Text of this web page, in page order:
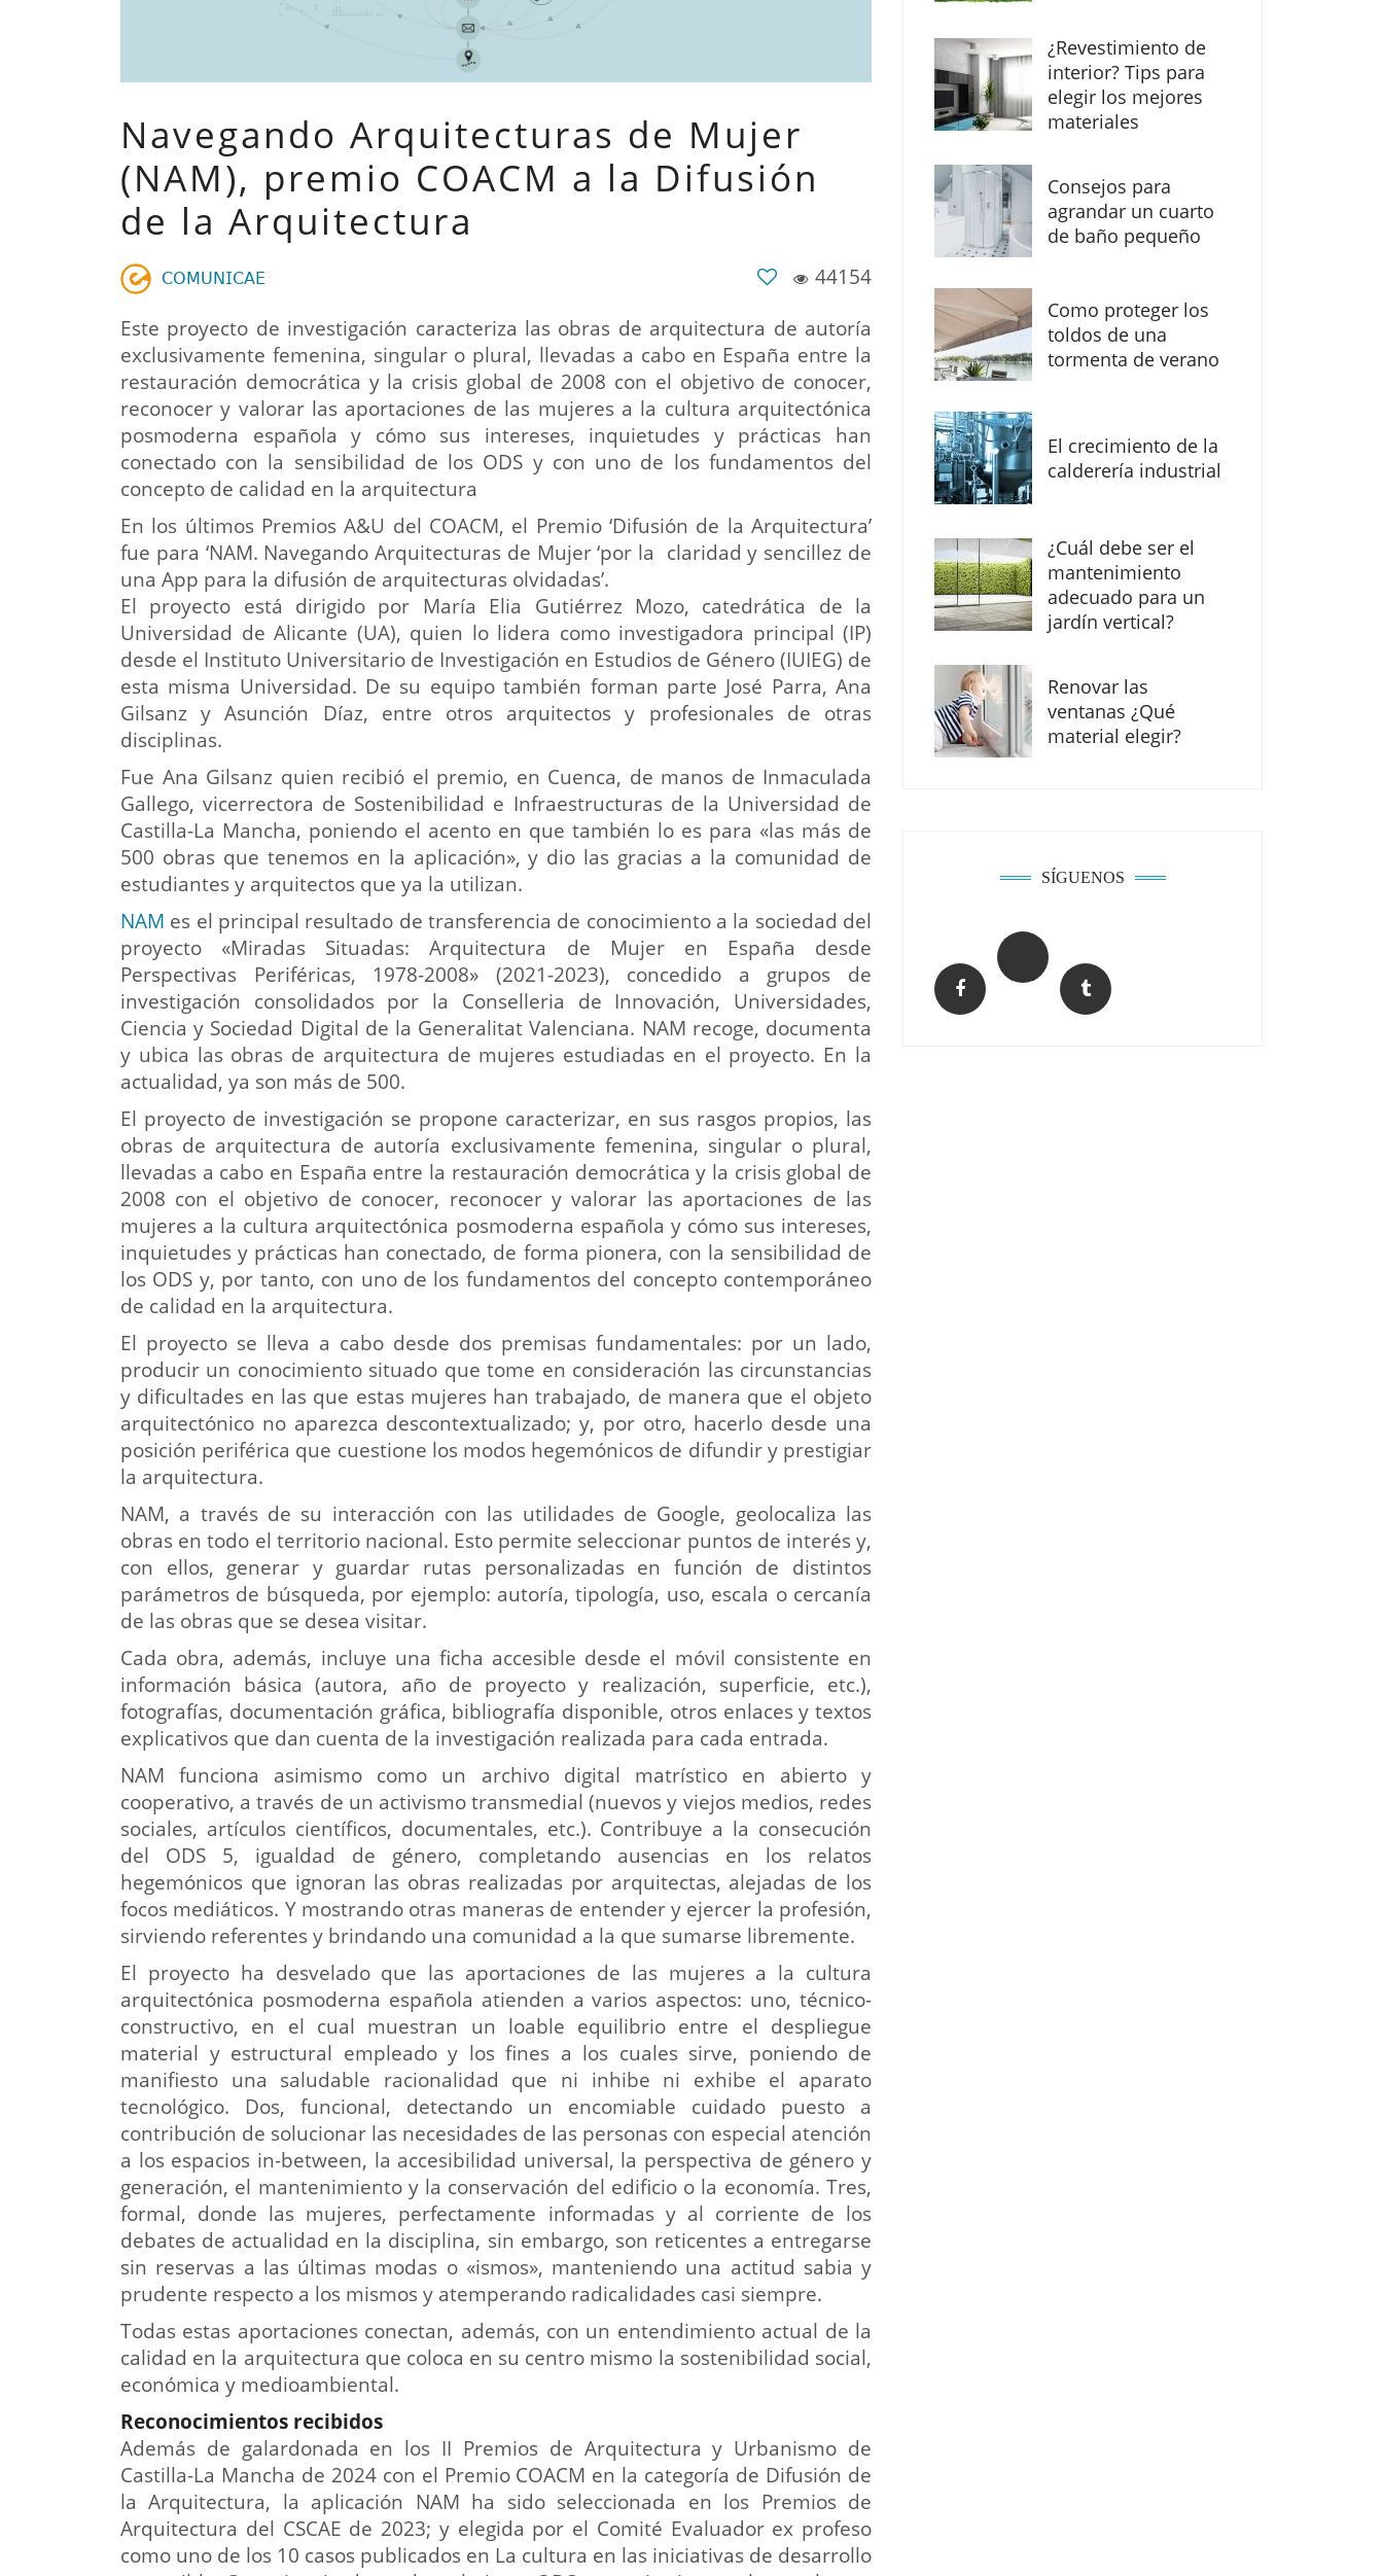
Navegando Arquitecturas de Mujer
(NAM), premio COACM a la Difusión
de la Arquitectura
𝖢𝖮𝖬𝖴𝖭𝖨𝖢𝖠𝖤
44154
Este proyecto de investigación caracteriza las obras de arquitectura de autoría
exclusivamente femenina, singular o plural, llevadas a cabo en España entre la
restauración democrática y la crisis global de 2008 con el objetivo de conocer,
reconocer y valorar las aportaciones de las mujeres a la cultura arquitectónica
posmoderna española y cómo sus intereses, inquietudes y prácticas han
conectado con la sensibilidad de los ODS y con uno de los fundamentos del
concepto de calidad en la arquitectura
En los últimos Premios A&U del COACM, el Premio ‘Difusión de la Arquitectura’
fue para ‘NAM. Navegando Arquitecturas de Mujer ‘por la claridad y sencillez de
una App para la difusión de arquitecturas olvidadas’.
El proyecto está dirigido por María Elia Gutiérrez Mozo, catedrática de la
Universidad de Alicante (UA), quien lo lidera como investigadora principal (IP)
desde el Instituto Universitario de Investigación en Estudios de Género (IUIEG) de
esta misma Universidad. De su equipo también forman parte José Parra, Ana
Gilsanz y Asunción Díaz, entre otros arquitectos y profesionales de otras
disciplinas.
Fue Ana Gilsanz quien recibió el premio, en Cuenca, de manos de Inmaculada
Gallego, vicerrectora de Sostenibilidad e Infraestructuras de la Universidad de
Castilla-La Mancha, poniendo el acento en que también lo es para «las más de
500 obras que tenemos en la aplicación», y dio las gracias a la comunidad de
estudiantes y arquitectos que ya la utilizan.
NAM es el principal resultado de transferencia de conocimiento a la sociedad del
proyecto «Miradas Situadas: Arquitectura de Mujer en España desde
Perspectivas Periféricas, 1978-2008» (2021-2023), concedido a grupos de
investigación consolidados por la Conselleria de Innovación, Universidades,
Ciencia y Sociedad Digital de la Generalitat Valenciana. NAM recoge, documenta
y ubica las obras de arquitectura de mujeres estudiadas en el proyecto. En la
actualidad, ya son más de 500.
El proyecto de investigación se propone caracterizar, en sus rasgos propios, las
obras de arquitectura de autoría exclusivamente femenina, singular o plural,
llevadas a cabo en España entre la restauración democrática y la crisis global de
2008 con el objetivo de conocer, reconocer y valorar las aportaciones de las
mujeres a la cultura arquitectónica posmoderna española y cómo sus intereses,
inquietudes y prácticas han conectado, de forma pionera, con la sensibilidad de
los ODS y, por tanto, con uno de los fundamentos del concepto contemporáneo
de calidad en la arquitectura.
El proyecto se lleva a cabo desde dos premisas fundamentales: por un lado,
producir un conocimiento situado que tome en consideración las circunstancias
y dificultades en las que estas mujeres han trabajado, de manera que el objeto
arquitectónico no aparezca descontextualizado; y, por otro, hacerlo desde una
posición periférica que cuestione los modos hegemónicos de difundir y prestigiar
la arquitectura.
NAM, a través de su interacción con las utilidades de Google, geolocaliza las
obras en todo el territorio nacional. Esto permite seleccionar puntos de interés y,
con ellos, generar y guardar rutas personalizadas en función de distintos
parámetros de búsqueda, por ejemplo: autoría, tipología, uso, escala o cercanía
de las obras que se desea visitar.
Cada obra, además, incluye una ficha accesible desde el móvil consistente en
información básica (autora, año de proyecto y realización, superficie, etc.),
fotografías, documentación gráfica, bibliografía disponible, otros enlaces y textos
explicativos que dan cuenta de la investigación realizada para cada entrada.
NAM funciona asimismo como un archivo digital matrístico en abierto y
cooperativo, a través de un activismo transmedial (nuevos y viejos medios, redes
sociales, artículos científicos, documentales, etc.). Contribuye a la consecución
del ODS 5, igualdad de género, completando ausencias en los relatos
hegemónicos que ignoran las obras realizadas por arquitectas, alejadas de los
focos mediáticos. Y mostrando otras maneras de entender y ejercer la profesión,
sirviendo referentes y brindando una comunidad a la que sumarse libremente.
El proyecto ha desvelado que las aportaciones de las mujeres a la cultura
arquitectónica posmoderna española atienden a varios aspectos: uno, técnico-
constructivo, en el cual muestran un loable equilibrio entre el despliegue
material y estructural empleado y los fines a los cuales sirve, poniendo de
manifiesto una saludable racionalidad que ni inhibe ni exhibe el aparato
tecnológico. Dos, funcional, detectando un encomiable cuidado puesto a
contribución de solucionar las necesidades de las personas con especial atención
a los espacios in-between, la accesibilidad universal, la perspectiva de género y
generación, el mantenimiento y la conservación del edificio o la economía. Tres,
formal, donde las mujeres, perfectamente informadas y al corriente de los
debates de actualidad en la disciplina, sin embargo, son reticentes a entregarse
sin reservas a las últimas modas o «ismos», manteniendo una actitud sabia y
prudente respecto a los mismos y atemperando radicalidades casi siempre.
Todas estas aportaciones conectan, además, con un entendimiento actual de la
calidad en la arquitectura que coloca en su centro mismo la sostenibilidad social,
económica y medioambiental.
Reconocimientos recibidos
Además de galardonada en los II Premios de Arquitectura y Urbanismo de
Castilla-La Mancha de 2024 con el Premio COACM en la categoría de Difusión de
la Arquitectura, la aplicación NAM ha sido seleccionada en los Premios de
Arquitectura del CSCAE de 2023; y elegida por el Comité Evaluador ex profeso
como uno de los 10 casos publicados en La cultura en las iniciativas de desarrollo
¿Revestimiento de
interior? Tips para
elegir los mejores
materiales
Consejos para
agrandar un cuarto
de baño pequeño
Como proteger los
toldos de una
tormenta de verano
El crecimiento de la
calderería industrial
¿Cuál debe ser el
mantenimiento
adecuado para un
jardín vertical?
Renovar las
ventanas ¿Qué
material elegir?
SÍGUENOS